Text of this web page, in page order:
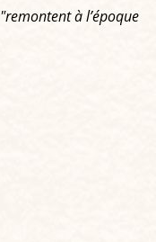
"remontent à l’époque